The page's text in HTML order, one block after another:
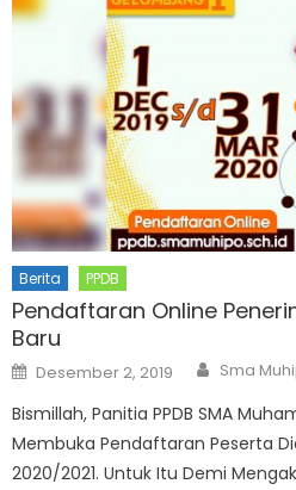
Berita PPDB
Pendaftaran Online
Baru
Posted
on
Desember 2, 2019 Author
Sma
Bismillah, Panitia PPDB SMA
Membuka Pendaftaran Peserta
2020/2021. Untuk Itu Demi